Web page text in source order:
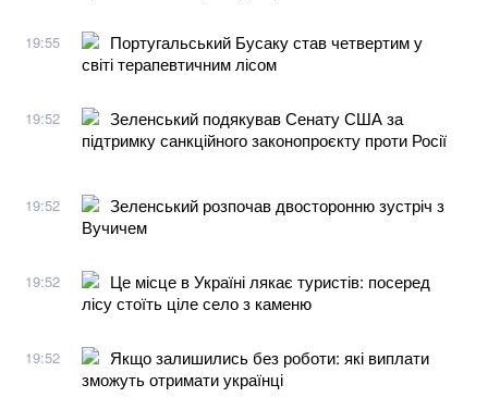
19:55
Португальський Бусаку став четвертим у
світі терапевтичним лісом
19:52
Зеленський подякував Сенату США за
підтримку санкційного законопроєкту проти Росії
19:52
Зеленський розпочав двосторонню зустріч з
Вучичем
19:52
Це місце в Україні лякає туристів: посеред
лісу стоїть ціле село з каменю
19:52
Якщо залишились без роботи: які виплати
зможуть отримати українці